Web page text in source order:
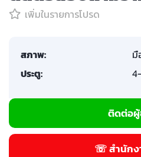
เพิ่มในรายการโปรด
สภาพ:
มื
ประตู:
ติดต่อ
☏ สำนักง